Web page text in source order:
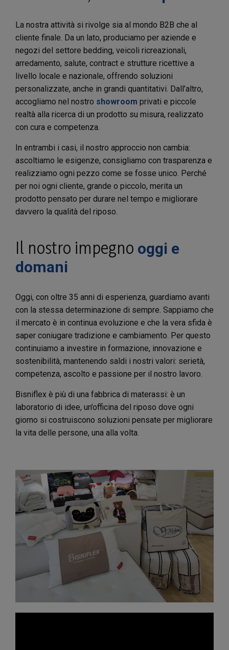
La nostra attività si rivolge sia al mondo B2B che al
cliente finale. Da un lato, produciamo per aziende e
negozi del settore bedding, veicoli ricreazionali,
arredamento, salute, contract e strutture ricettive a
livello locale e nazionale, offrendo soluzioni
personalizzate, anche in grandi quantitativi. Dall’altro,
accogliamo nel nostro showroom privati e piccole
realtà alla ricerca di un prodotto su misura, realizzato
con cura e competenza.
In entrambi i casi, il nostro approccio non cambia:
ascoltiamo le esigenze, consigliamo con trasparenza e
realizziamo ogni pezzo come se fosse unico. Perché
per noi ogni cliente, grande o piccolo, merita un
prodotto pensato per durare nel tempo e migliorare
davvero la qualità del riposo.
Il nostro impegno oggi e
domani
Oggi, con oltre 35 anni di esperienza, guardiamo avanti
con la stessa determinazione di sempre. Sappiamo che
il mercato è in continua evoluzione e che la vera sfida è
saper coniugare tradizione e cambiamento. Per questo
continuiamo a investire in formazione, innovazione e
sostenibilità, mantenendo saldi i nostri valori: serietà,
competenza, ascolto e passione per il nostro lavoro.
Bisniflex è più di una fabbrica di materassi: è un
laboratorio di idee, un’officina del riposo dove ogni
giorno si costruiscono soluzioni pensate per migliorare
la vita delle persone, una alla volta.